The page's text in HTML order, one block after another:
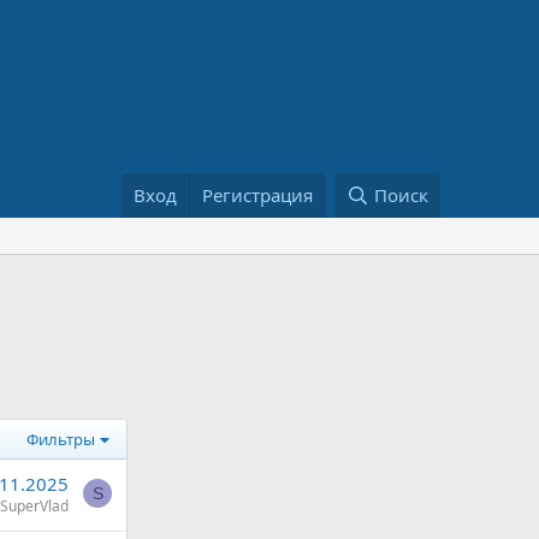
Вход Регистрация Поиск
Фильтры
SuperVlad
S